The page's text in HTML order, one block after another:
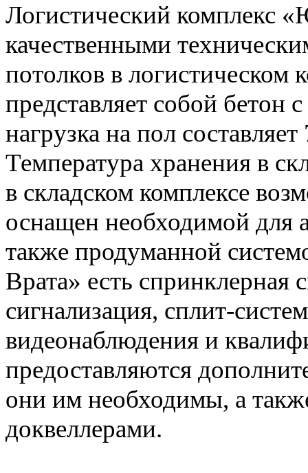
Логистический комплекс
качественными
потолков в логистическом
представляет собой
нагрузка на пол
Температура хранения в
в складском комплексе
оснащен необходимой для
также продуманной
Врата» есть
сигнализация, сплит-
видеонаблюдения и
предоставляются
они им необходимы, а
доквеллерами.